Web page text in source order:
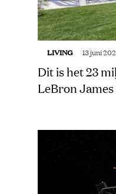
LIVING 13 juni
Dit is het 23
LeBron